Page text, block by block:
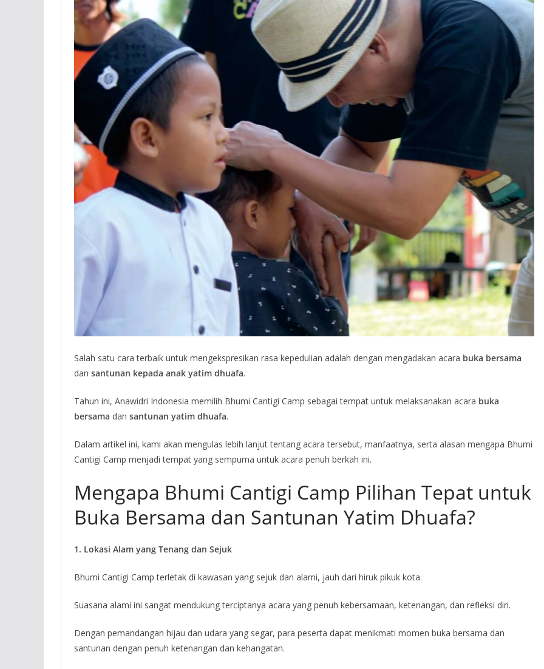
Salah satu cara terbaik untuk mengekspresikan rasa kepedulian adalah dengan mengadakan acara buka bersama
dan santunan kepada anak yatim dhuafa.
Tahun ini, Anawidri Indonesia memilih Bhumi Cantigi Camp sebagai tempat untuk melaksanakan acara buka
bersama dan santunan yatim dhuafa.
Dalam artikel ini, kami akan mengulas lebih lanjut tentang acara tersebut, manfaatnya, serta alasan mengapa Bhumi
Cantigi Camp menjadi tempat yang sempurna untuk acara penuh berkah ini.
Mengapa Bhumi Cantigi Camp Pilihan Tepat untuk
Buka Bersama dan Santunan Yatim Dhuafa?
1. Lokasi Alam yang Tenang dan Sejuk
Bhumi Cantigi Camp terletak di kawasan yang sejuk dan alami, jauh dari hiruk pikuk kota.
Suasana alami ini sangat mendukung terciptanya acara yang penuh kebersamaan, ketenangan, dan refleksi diri.
Dengan pemandangan hijau dan udara yang segar, para peserta dapat menikmati momen buka bersama dan
santunan dengan penuh ketenangan dan kehangatan.